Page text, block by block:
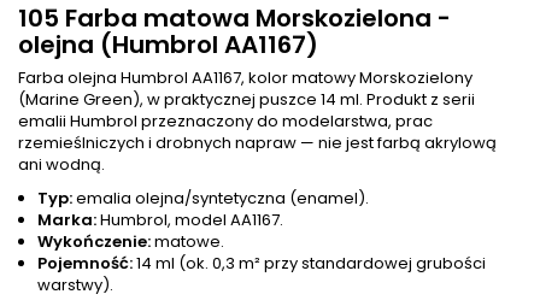
105 Farba matowa Morskozielona -
olejna (Humbrol AA1167)
Farba olejna Humbrol AA1167, kolor matowy Morskozielony
(Marine Green), w praktycznej puszce 14 ml. Produkt z serii
emalii Humbrol przeznaczony do modelarstwa, prac
rzemieślniczych i drobnych napraw — nie jest farbą akrylową
ani wodną.
Typ:emalia olejna/syntetyczna (enamel).
Marka:Humbrol, model AA1167.
Wykończenie:matowe.
Pojemność:14 ml (ok. 0,3 m² przy standardowej grubości
warstwy).